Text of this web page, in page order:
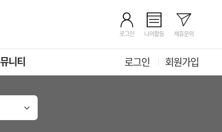
로그인 나의활동 제휴문의
니티 로그인 회원가입